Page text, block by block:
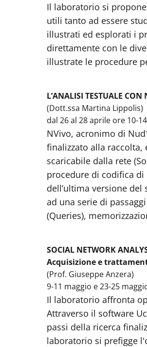
Il laboratorio si
utili tanto ad essere
illustrati ed esplorati i
direttamente con le
illustrate le procedure
L’ANALISI TESTUALE CON
(Dott.ssa Martina Lippolis)
dal 26 al 28 aprile ore 10-14
NVivo, acronimo di
finalizzato alla
scaricabile dalla rete
procedure di codifica
dell’ultima versione
ad una serie di
(Queries),
SOCIAL NETWORK
Acquisizione e
(Prof. Giuseppe Anzera)
9-11 maggio e 23-25
Il laboratorio affronta
Attraverso il software
passi della ricerca
laboratorio si prefigge